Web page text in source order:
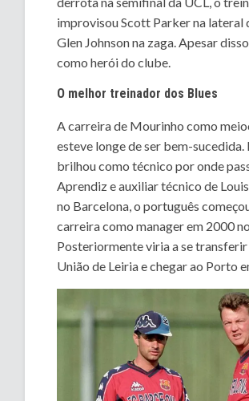
improvisou Scott Parker na lateral
Glen Johnson na zaga. Apesar
como herói do clube.
O melhor treinador dos Blues
A carreira de Mourinho como
esteve longe de ser bem-sucedida.
brilhou como técnico por onde
Aprendiz e auxiliar técnico de
no Barcelona, o português
carreira como manager em 2000
Posteriormente viria a se transferir
União de Leiria e chegar ao Porto